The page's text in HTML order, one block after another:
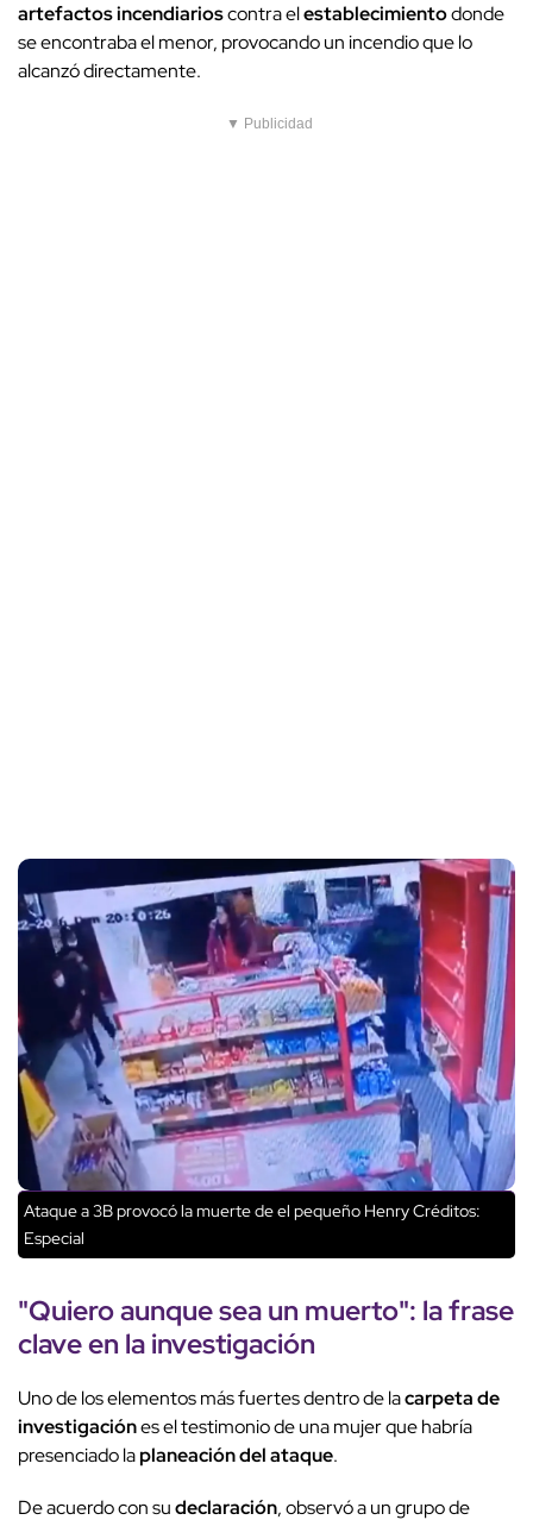
artefactos incendiarioscontra elestablecimientodonde
se encontraba el menor, provocando un incendio que lo
alcanzó directamente.
▼ Publicidad
Ataque a 3B provocó la muerte de el pequeño HenryCréditos:
Especial
"Quiero aunque sea un muerto": la frase
clave en la investigación
Uno de los elementos más fuertes dentro de lacarpeta de
investigaciónes el testimonio de una mujer que habría
presenciado laplaneación del ataque.
De acuerdo con sudeclaración, observó a un grupo de